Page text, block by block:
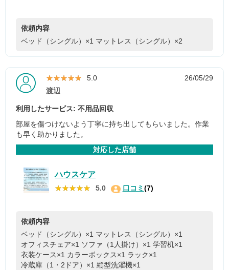
依頼内容
ベッド（シングル）×1 マットレス（シングル）×2
★★★★★
★★★★★ 5.0
26/05/29
渡辺
利用したサービス: 不用品回収
部屋を傷つけないよう丁寧に持ち出してもらいました。作業
も早く助かりました。
対応した店舗
ハウスケア
★★★★★
★★★★★ 5.0 口コミ(7)
依頼内容
ベッド（シングル）×1 マットレス（シングル）×1
オフィスチェア×1 ソファ（1人掛け）×1 学習机×1
衣装ケース×1 カラーボックス×1 ラック×1
冷蔵庫（1・2ドア）×1 縦型洗濯機×1